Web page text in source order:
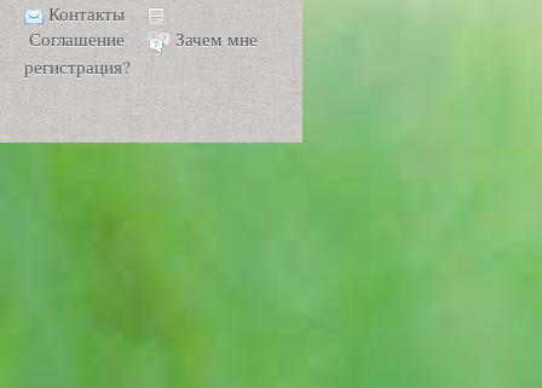
Контакты
Соглашение
Зачем мне
регистрация?